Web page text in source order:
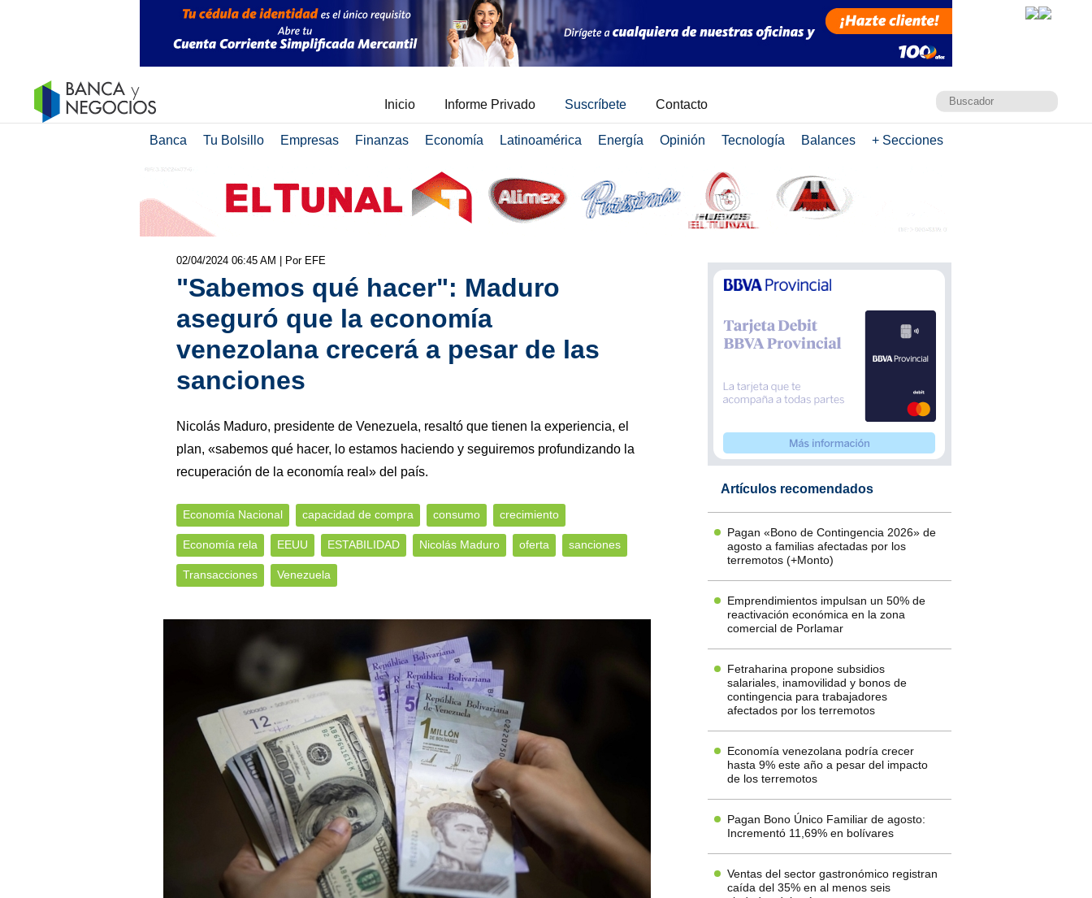
Inicio Informe Privado Suscríbete Contacto
Banca Tu Bolsillo Empresas Finanzas Economía Latinoamérica Energía Opinión Tecnología Balances + Secciones
02/04/2024 06:45 AM | Por EFE
"Sabemos qué hacer": Maduro
aseguró que la economía
venezolana crecerá a pesar de las
sanciones
Nicolás Maduro, presidente de Venezuela, resaltó que tienen la experiencia, el
plan, «sabemos qué hacer, lo estamos haciendo y seguiremos profundizando la
recuperación de la economía real» del país.
Economía Nacional capacidad de compra consumo crecimiento
Economía rela EEUU ESTABILIDAD Nicolás Maduro oferta sanciones
Transacciones Venezuela
Artículos recomendados
Pagan «Bono de Contingencia 2026» de
agosto a familias afectadas por los
terremotos (+Monto)
Emprendimientos impulsan un 50% de
reactivación económica en la zona
comercial de Porlamar
Fetraharina propone subsidios
salariales, inamovilidad y bonos de
contingencia para trabajadores
afectados por los terremotos
Economía venezolana podría crecer
hasta 9% este año a pesar del impacto
de los terremotos
Pagan Bono Único Familiar de agosto:
Incrementó 11,69% en bolívares
Ventas del sector gastronómico registran
caída del 35% en al menos seis